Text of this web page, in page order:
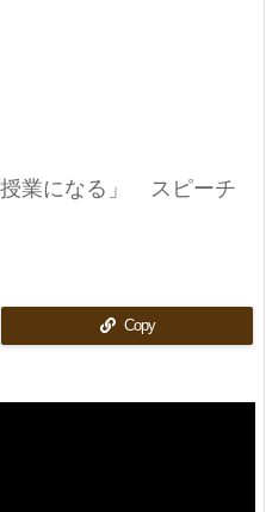
授業になる」 スピーチ
Copy